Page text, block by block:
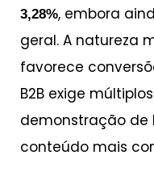
3,28%, embora
geral. A natureza
favorece
B2B exige
demonstração de
conteúdo mais